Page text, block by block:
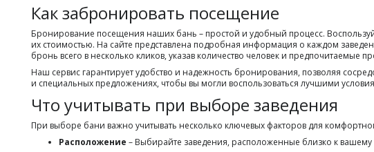
Как забронировать посещение
Бронирование посещения наших бань – простой и удобный процесс.
их стоимостью. На сайте представлена подробная информация о каждом
бронь всего в несколько кликов, указав количество человек и
Наш сервис гарантирует удобство и надежность бронирования, позволяя
и специальных предложениях, чтобы вы могли воспользоваться лучшими
Что учитывать при выборе заведения
При выборе бани важно учитывать несколько ключевых факторов для
Расположение – Выбирайте заведения, расположенные близко к